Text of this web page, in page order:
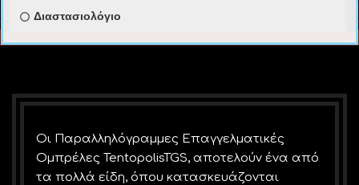
Διαστασιολόγιο
Οι Παραλληλόγραμμες Επαγγελματικές
Ομπρέλες TentopolisTGS, αποτελούν ένα από
τα πολλά είδη, όπου κατασκευάζονται